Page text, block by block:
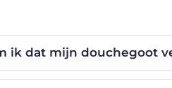
ik dat mijn douchegoot